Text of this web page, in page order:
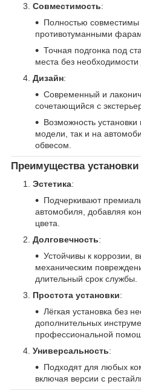
Совместимость:
Полностью совместимы
противотуманными
Точная подгонка под
места без необходимости
Дизайн:
Современный и
сочетающийся с
Возможность
модели, так и на
обвесом.
Преимущества
Эстетика:
Подчеркивают
автомобиля, добавляя
цвета.
Долговечность:
Устойчивы к коррозии,
механическим
длительный срок службы.
Простота установки:
Лёгкая установка без
дополнительных
профессиональной
Универсальность:
Подходят для любых
включая версии с